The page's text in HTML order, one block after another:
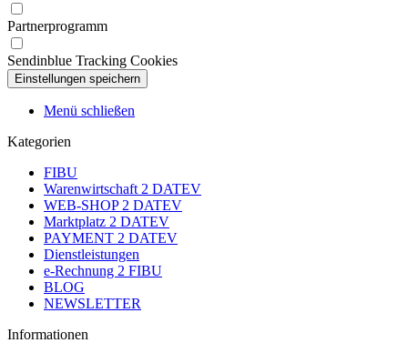
Partnerprogramm
Sendinblue Tracking Cookies
Menü schließen
Kategorien
FIBU
Warenwirtschaft 2 DATEV
WEB-SHOP 2 DATEV
Marktplatz 2 DATEV
PAYMENT 2 DATEV
Dienstleistungen
e-Rechnung 2 FIBU
BLOG
NEWSLETTER
Informationen